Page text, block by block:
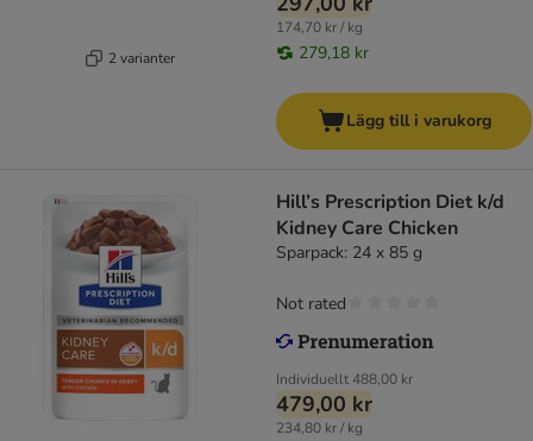
2 varianter
174,70 kr / kg
279,18 kr
Lägg till i varukorg
Hill’s Prescription Diet k/d
Kidney Care Chicken
Sparpack: 24 x 85 g
Individuellt488,00 kr
479,00 kr
234,80 kr / kg
Not rated